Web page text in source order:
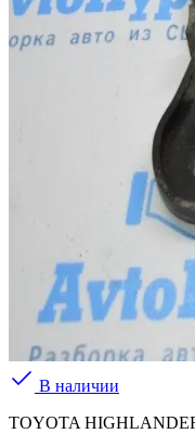
В наличии
TOYOTA